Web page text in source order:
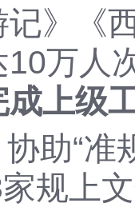
》《
10万人
成上级
助“准
规上